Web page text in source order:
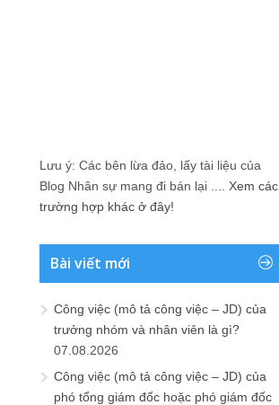
Lưu ý: Các bên lừa đảo, lấy tài liệu của
Blog Nhân sự mang đi bán lại .... Xem các
trường hợp khác ở đây!
Bài viết mới
Công việc (mô tả công việc – JD) của
trưởng nhóm và nhân viên là gì?
07.08.2026
Công việc (mô tả công việc – JD) của
phó tổng giám đốc hoặc phó giám đốc